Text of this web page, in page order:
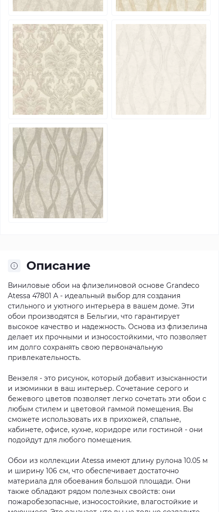
Описание
Виниловые обои на флизелиновой основе Grandeco
Atessa 47801 A - идеальный выбор для создания
стильного и уютного интерьера в вашем доме. Эти
обои производятся в Бельгии, что гарантирует
высокое качество и надежность. Основа из флизелина
делает их прочными и износостойкими, что позволяет
им долго сохранять свою первоначальную
привлекательность.
Вензеля - это рисунок, который добавит изысканности
и изюминки в ваш интерьер. Сочетание серого и
бежевого цветов позволяет легко сочетать эти обои с
любым стилем и цветовой гаммой помещения. Вы
сможете использовать их в прихожей, спальне,
кабинете, офисе, кухне, коридоре или гостиной - они
подойдут для любого помещения.
Обои из коллекции Atessa имеют длину рулона 10.05 м
и ширину 106 см, что обеспечивает достаточно
материала для обоевания большой площади. Они
также обладают рядом полезных свойств: они
пожаробезопасные, износостойкие, влагостойкие и